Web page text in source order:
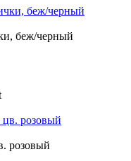
беж/черный
розовый